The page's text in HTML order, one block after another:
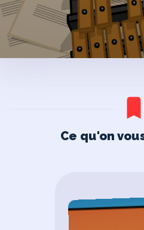
Ce qu'on